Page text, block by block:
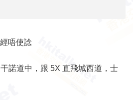
唔使諗
諾道中，跟 5X 直飛城西道，士